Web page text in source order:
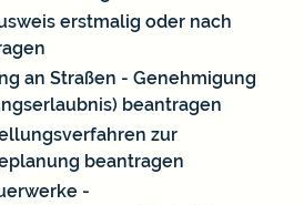
erstmalig oder nach
an Straßen - Genehmigung
beantragen
zur
beantragen
-